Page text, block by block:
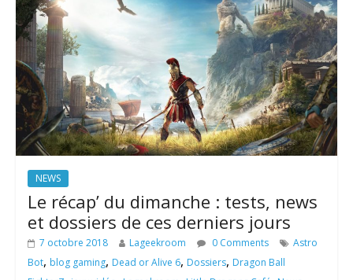
NEWS
Le récap’ du dimanche : tests, news
et dossiers de ces derniers jours
7 octobre 2018 Lageekroom 0 Comments
Astro
Bot, blog gaming, Dead or Alive 6, Dossiers, Dragon Ball